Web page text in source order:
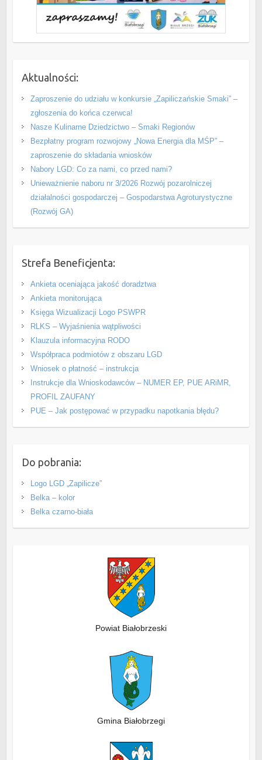
Aktualności:
Zaproszenie do udziału w konkursie „Zapiliczańskie Smaki” –
zgłoszenia do końca czerwca!
Nasze Kulinarne Dziedzictwo – Smaki Regionów
Bezpłatny program rozwojowy „Nowa Energia dla MŚP” –
zaproszenie do składania wniosków
Nabory LGD: Co za nami, co przed nami?
Unieważnienie naboru nr 3/2026 Rozwój pozarolniczej
działalności gospodarczej – Gospodarstwa Agroturystyczne
(Rozwój GA)
Strefa Beneficjenta:
Ankieta oceniająca jakość doradztwa
Ankieta monitorująca
Księga Wizualizacji Logo PSWPR
RLKS – Wyjaśnienia wątpliwości
Klauzula informacyjna RODO
Współpraca podmiotów z obszaru LGD
Wniosek o płatność – instrukcja
Instrukcje dla Wnioskodawców – NUMER EP, PUE ARiMR,
PROFIL ZAUFANY
PUE – Jak postępować w przypadku napotkania błędu?
Do pobrania:
Logo LGD „Zapilicze”
Belka – kolor
Belka czarno-biała
Powiat Białobrzeski
Gmina Białobrzegi